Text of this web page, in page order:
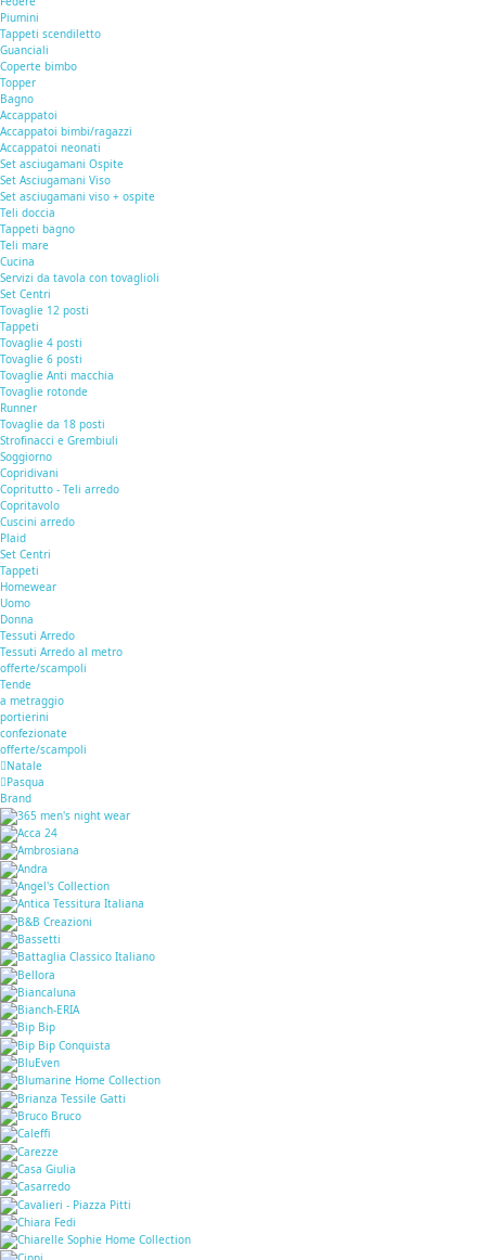
Piumini
Tappeti scendiletto
Guanciali
Coperte bimbo
Topper
Bagno
Accappatoi
Accappatoi bimbi/ragazzi
Accappatoi neonati
Set asciugamani Ospite
Set Asciugamani Viso
Set asciugamani viso + ospite
Teli doccia
Tappeti bagno
Teli mare
Cucina
Servizi da tavola con tovaglioli
Set Centri
Tovaglie 12 posti
Tappeti
Tovaglie 4 posti
Tovaglie 6 posti
Tovaglie Anti macchia
Tovaglie rotonde
Runner
Tovaglie da 18 posti
Strofinacci e Grembiuli
Soggiorno
Copridivani
Copritutto - Teli arredo
Copritavolo
Cuscini arredo
Plaid
Set Centri
Tappeti
Homewear
Uomo
Donna
Tessuti Arredo
Tessuti Arredo al metro
offerte/scampoli
Tende
a metraggio
portierini
confezionate
offerte/scampoli
Natale
Pasqua
Brand